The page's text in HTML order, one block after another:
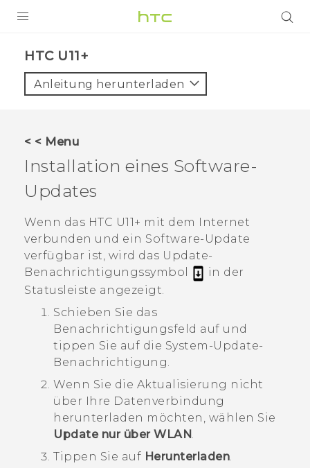
VIVE
VIVERSE
UNTERSTÜTZUNG
HTC-Geräte und Zubehör
Anmelden
HTC U11+‎
Anleitung herunterladen
< < Menu
Installation eines Software-
Updates
Wenn das HTC U11‍+ mit dem Internet
verbunden und ein Software-Update
verfügbar ist, wird das Update-
Benachrichtigungssymbol
in der
Statusleiste angezeigt.
Schieben Sie das
Benachrichtigungsfeld auf und
tippen Sie auf die System-Update-
Benachrichtigung.
Wenn Sie die Aktualisierung nicht
über Ihre Datenverbindung
herunterladen möchten, wählen Sie
Update nur über WLAN
Tippen Sie auf Herunterladen